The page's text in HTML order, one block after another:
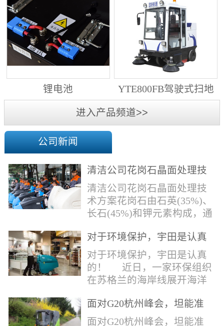
锂电池
YTE800FB驾驶式扫地
进入产品频道>>
公司新闻
清洁公司花岗石晶面处理技
术方案
清洁公司花岗石晶面处理技
术方案花岗石由石英(35%)、
长石(45%)和钾元素构成，通
含有极少量的方解石，表面
能看出具有矿物颗粒的结晶
体，硬度比大理石硬，硬度
在6.5左右。维护比大理石容
染，花岗石的种类根据石英,
对于环境保护，宇田是认真
的！
对于环境保护，宇田是认真
的！ 近日，一家环保组织
在苏格兰的海岸线展开海洋
洋塑料垃圾对英国海洋生物
所带来的影响。他们发现至
面对G20杭州峰会，坦能准
备好了！
面对G20杭州峰会，坦能准